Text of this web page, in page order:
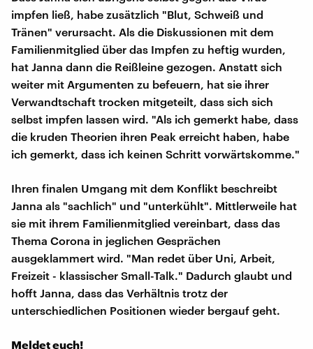
impfen ließ, habe zusätzlich "Blut, Schweiß und
Tränen" verursacht. Als die Diskussionen mit dem
Familienmitglied über das Impfen zu heftig wurden,
hat Janna dann die Reißleine gezogen. Anstatt sich
weiter mit Argumenten zu befeuern, hat sie ihrer
Verwandtschaft trocken mitgeteilt, dass sich sich
selbst impfen lassen wird. "Als ich gemerkt habe, dass
die kruden Theorien ihren Peak erreicht haben, habe
ich gemerkt, dass ich keinen Schritt vorwärtskomme."
Ihren finalen Umgang mit dem Konflikt beschreibt
Janna als "sachlich" und "unterkühlt". Mittlerweile hat
sie mit ihrem Familienmitglied vereinbart, dass das
Thema Corona in jeglichen Gesprächen
ausgeklammert wird. "Man redet über Uni, Arbeit,
Freizeit - klassischer Small-Talk." Dadurch glaubt und
hofft Janna, dass das Verhältnis trotz der
unterschiedlichen Positionen wieder bergauf geht.
Meldet euch!